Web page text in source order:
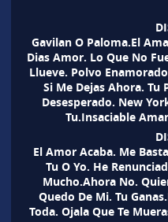
Gavilan O Paloma.El
Dias Amor. Lo Que No
Llueve. Polvo
Si Me Dejas Ahora. Tu
Desesperado. New
Tu.Insaciable
El Amor Acaba. Me
Tu O Yo. He
Mucho.Ahora No.
Quedo De Mi. Tu
Toda. Ojala Que Te